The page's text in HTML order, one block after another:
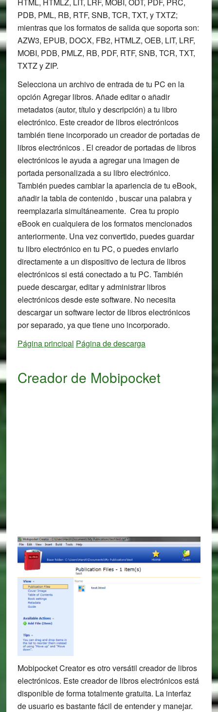
HTML, HTMLZ, LIT, LRF, MOBI, ODT, PDF, PRC,
PDB, PML, RB, RTF, SNB, TCR, TXT, y TXTZ;
mientras que los formatos de salida que soporta son:
AZW3, EPUB, DOCX, FB2, HTMLZ, OEB, LIT, LRF,
MOBI, PDB, PMLZ, RB, PDF, RTF, SNB, TCR, TXT,
TXTZ y ZIP.
Selecciona un archivo de entrada de tu PC en la
opción Agregar libros. Añade editar o añadir
metadatos (autor, título y descripción) a tu libro
electrónico. Este creador de libros electrónicos
también tiene incorporado un creador de portadas de
libros electrónicos . El creador de portadas de libros
electrónicos le ayuda a agregar una imagen de
portada personalizada a su libro electrónico.
También puedes cambiar la apariencia de tu eBook,
añadir la tabla de contenido , buscar una palabra y
reemplazarla simultáneamente. Crea tu propio
eBook en cualquiera de los formatos mencionados
anteriormente. Una vez convertido, puedes guardar
tu libro electrónico en tu PC, o puedes enviarlo
directamente a un dispositivo de lectura de libros
electrónicos si está conectado a tu PC. También
puede descargar, editar y administrar libros
electrónicos desde este software. No necesita
descargar un software lector de libros electrónicos
por separado, ya que tiene uno incorporado.
Página principal Página de descarga
Creador de Mobipocket
Mobipocket Creator es otro versátil creador de libros
electrónicos. Este creador de libros electrónicos está
disponible de forma totalmente gratuita. La interfaz
de usuario es bastante fácil de entender y manejar.